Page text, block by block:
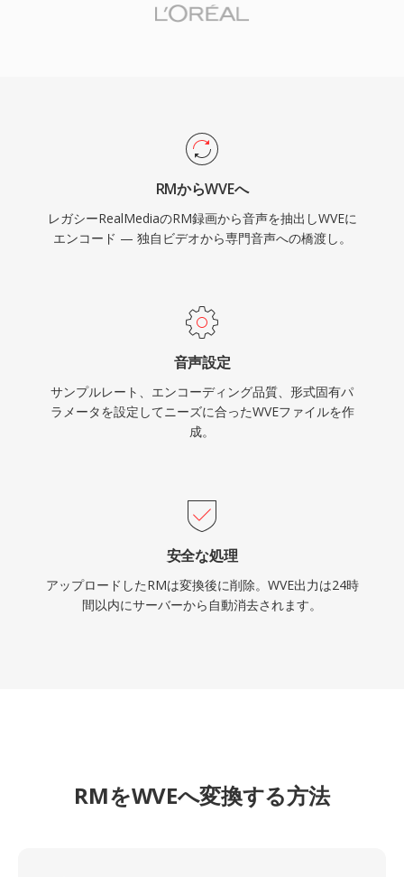
RMからWVEへ
レガシーRealMediaのRM録画から音声を抽出しWVEに
エンコード — 独自ビデオから専門音声への橋渡し。
音声設定
サンプルレート、エンコーディング品質、形式固有パ
ラメータを設定してニーズに合ったWVEファイルを作
成。
安全な処理
アップロードしたRMは変換後に削除。WVE出力は24時
間以内にサーバーから自動消去されます。
RMをWVEへ変換する方法